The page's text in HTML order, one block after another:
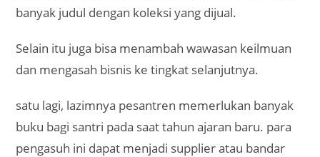
banyak judul dengan koleksi yang dijual.
Selain itu juga bisa menambah wawasan keilmuan
dan mengasah bisnis ke tingkat selanjutnya.
satu lagi, lazimnya pesantren memerlukan banyak
buku bagi santri pada saat tahun ajaran baru. para
pengasuh ini dapat menjadi supplier atau bandar